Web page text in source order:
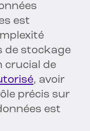
est
de stockage
crucial de
, avoir
précis sur
est